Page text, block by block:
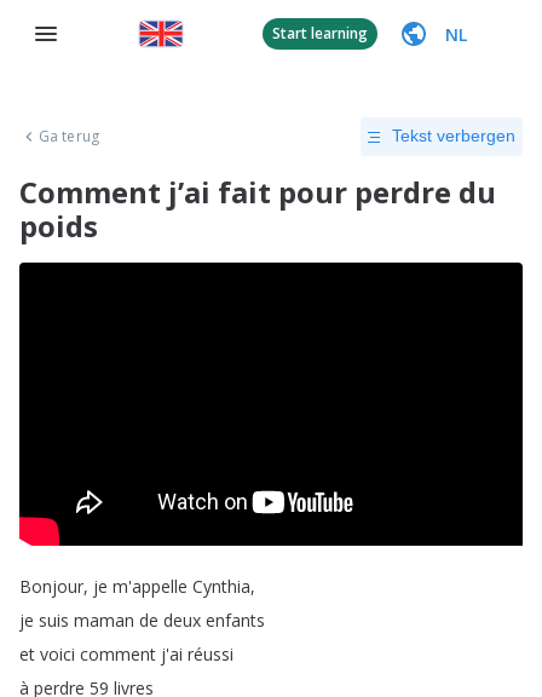
Start learning NL
Ga terug Tekst verbergen
Comment j’ai fait pour perdre du
poids
Bonjour, je m'appelle Cynthia,
je suis maman de deux enfants
et voici comment j'ai réussi
à perdre 59 livres